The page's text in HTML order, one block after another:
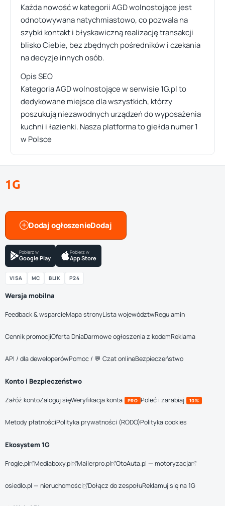
Każda nowość w kategorii AGD wolnostojące jest
odnotowywana natychmiastowo, co pozwala na
szybki kontakt i błyskawiczną realizację transakcji
blisko Ciebie, bez zbędnych pośredników i czekania
na decyzje innych osób.
Opis SEO
Kategoria AGD wolnostojące w serwisie 1G.pl to
dedykowane miejsce dla wszystkich, którzy
poszukują niezawodnych urządzeń do wyposażenia
kuchni i łazienki. Nasza platforma to giełda numer 1
w Polsce
1G
Dodaj ogłoszenie
Pobierz w
Google Play
Pobierz w
App Store
VISA MC BLIK P24
Wersja mobilna
Feedback & wsparcieMapa stronyLista województwRegulamin
Cennik promocjiOferta DniaDarmowe ogłoszenia z kodemReklama
API / dla deweloperówPomoc / 💬 Czat onlineBezpieczeństwo
Konto i Bezpieczeństwo
Załóż kontoZaloguj sięWeryfikacja konta PRO Poleć i zarabiaj 10%
Metody płatnościPolityka prywatności (RODO)Polityka cookies
Ekosystem 1G
Frogle.pl Mediaboxy.pl Mailerpro.pl OtoAuta.pl — motoryzacja
osiedlo.pl — nieruchomości Dołącz do zespołuReklamuj się na 1G